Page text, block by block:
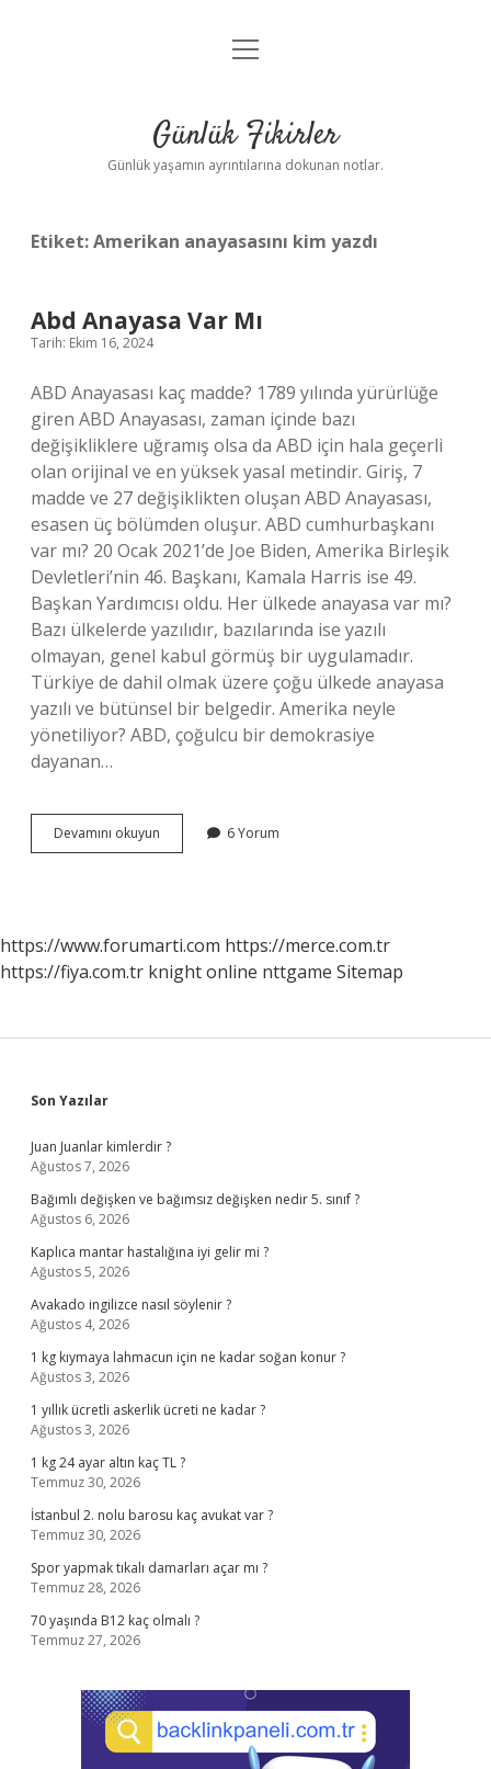
Anasayfa
Yasal Uyarı
menüyü
Günlük Fikirler
Günlük yaşamın ayrıntılarına dokunan notlar.
Etiket:Amerikan anayasasını kim yazdı
Abd Anayasa Var Mı
Tarih: Ekim 16, 2024
ABD Anayasası kaç madde? 1789 yılında yürürlüğe
giren ABD Anayasası, zaman içinde bazı
değişikliklere uğramış olsa da ABD için hala geçerli
olan orijinal ve en yüksek yasal metindir. Giriş, 7
madde ve 27 değişiklikten oluşan ABD Anayasası,
esasen üç bölümden oluşur. ABD cumhurbaşkanı
var mı? 20 Ocak 2021’de Joe Biden, Amerika Birleşik
Devletleri’nin 46. Başkanı, Kamala Harris ise 49.
Başkan Yardımcısı oldu. Her ülkede anayasa var mı?
Bazı ülkelerde yazılıdır, bazılarında ise yazılı
olmayan, genel kabul görmüş bir uygulamadır.
Türkiye de dahil olmak üzere çoğu ülkede anayasa
yazılı ve bütünsel bir belgedir. Amerika neyle
yönetiliyor? ABD, çoğulcu bir demokrasiye
dayanan…
Devamını okuyun
Anayasa
6 Yorum
https://www.forumarti.com https://merce.com.tr
https://fiya.com.tr knight online nttgame Sitemap
Sidebar
Son Yazılar
Juan Juanlar kimlerdir ?
Ağustos 7, 2026
Bağımlı değişken ve bağımsız değişken nedir 5. sınıf ?
Ağustos 6, 2026
Kaplıca mantar hastalığına iyi gelir mi ?
Ağustos 5, 2026
Avakado ingilizce nasıl söylenir ?
Ağustos 4, 2026
1 kg kıymaya lahmacun için ne kadar soğan konur ?
Ağustos 3, 2026
1 yıllık ücretli askerlik ücreti ne kadar ?
Ağustos 3, 2026
1 kg 24 ayar altın kaç TL ?
Temmuz 30, 2026
İstanbul 2. nolu barosu kaç avukat var ?
Temmuz 30, 2026
Spor yapmak tıkalı damarları açar mı ?
Temmuz 28, 2026
70 yaşında B12 kaç olmalı ?
Temmuz 27, 2026